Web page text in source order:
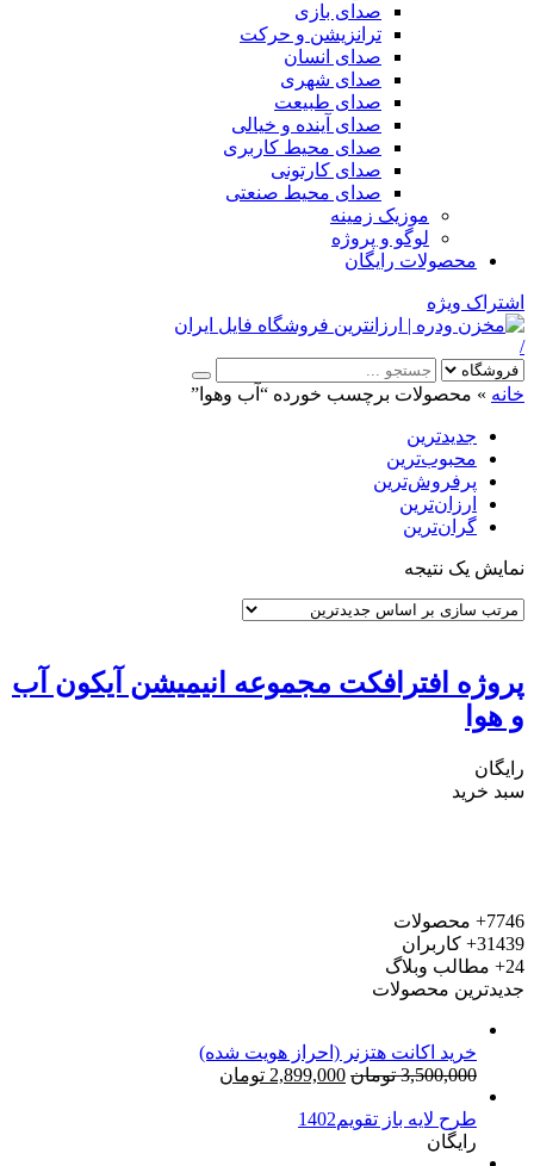
صدای بازی
ترانزیشن و حرکت
صدای انسان
صدای شهری
صدای طبیعت
صدای آینده و خیالی
صدای محیط کاربری
صدای کارتونی
صدای محیط صنعتی
موزیک زمینه
لوگو و پروژه
محصولات رایگان
اشتراک ویژه
/
خانه » محصولات برچسب خورده “آب وهوا”
جدیدترین
محبوب‌ترین
پرفروش‌ترین
ارزان‌ترین
گران‌ترین
نمایش یک نتیجه
پروژه افترافکت مجموعه انیمیشن آیکون آب
و هوا
رایگان
سبد خرید
7746+
محصولات
31439+
کاربران
24+
مطالب وبلاگ
جدیدترین محصولات
خرید اکانت هتزنر (احراز هویت شده)
3,500,000 تومان قیمت
2,899,000 تومان
طرح لایه باز تقویم1402
رایگان